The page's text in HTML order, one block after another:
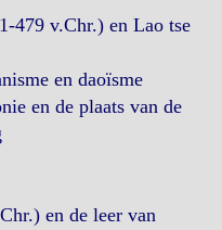
479 v.Chr.) en Lao tse
en daoïsme
en de plaats van de
en de leer van